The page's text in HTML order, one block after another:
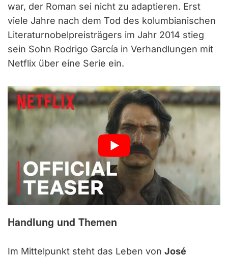
war, der Roman sei nicht zu adaptieren. Erst
viele Jahre nach dem Tod des kolumbianischen
Literaturnobelpreisträgers im Jahr 2014 stieg
sein Sohn Rodrigo García in Verhandlungen mit
Netflix über eine Serie ein.
Handlung und Themen
Im Mittelpunkt steht das Leben von José